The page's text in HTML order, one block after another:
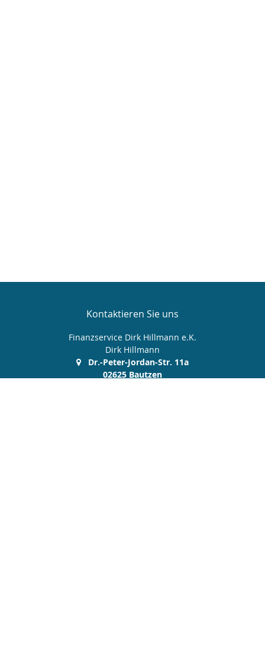
Kontaktieren Sie uns
Finanzservice Dirk Hillmann e.K.
Dirk Hillmann
Dr.-Peter-Jordan-Str. 11a
02625 Bautzen